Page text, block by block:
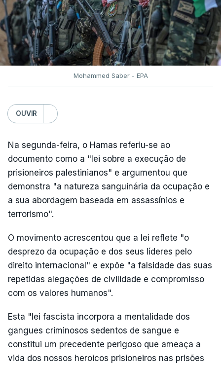
Mohammed Saber - EPA
OUVIR
Na segunda-feira, o Hamas referiu-se ao
documento como a "lei sobre a execução de
prisioneiros palestinianos" e argumentou que
demonstra "a natureza sanguinária da ocupação e
a sua abordagem baseada em assassínios e
terrorismo".
O movimento acrescentou que a lei reflete "o
desprezo da ocupação e dos seus líderes pelo
direito internacional" e expõe "a falsidade das suas
repetidas alegações de civilidade e compromisso
com os valores humanos".
Esta "lei fascista incorpora a mentalidade dos
gangues criminosos sedentos de sangue e
constitui um precedente perigoso que ameaça a
vida dos nossos heroicos prisioneiros nas prisões